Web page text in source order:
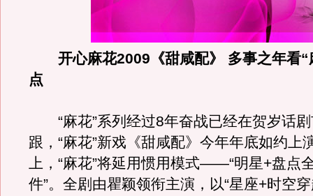
开心麻花2009《甜咸配》 多事之年看
点
“麻花”系列经过8年奋战已经在贺岁话剧
跟，“麻花”新戏《甜咸配》今年年底如约上
上，“麻花”将延用惯用模式——“明星+盘点
件”。全剧由瞿颖领衔主演，以“星座+时空